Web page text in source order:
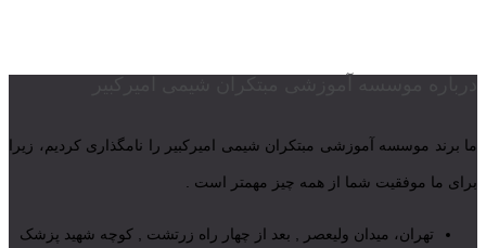
ما برند موسسه آموزشی مبتکران شیمی امیرکبیر را نامگذاری کردیم، زیرا
برای ما موفقیت شما از همه چیز مهمتر است .
تهران، میدان ولیعصر , بعد از چهار راه زرتشت , کوچه شهید پزشک